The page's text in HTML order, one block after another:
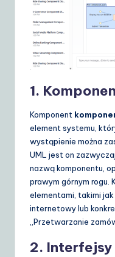
1.
Komponent
element systemu,
wystąpienie można
UML jest on
nazwą komponentu,
prawym górnym rogu.
elementami, takimi
internetowy lub
„Przetwarzanie
2. Interfejsy